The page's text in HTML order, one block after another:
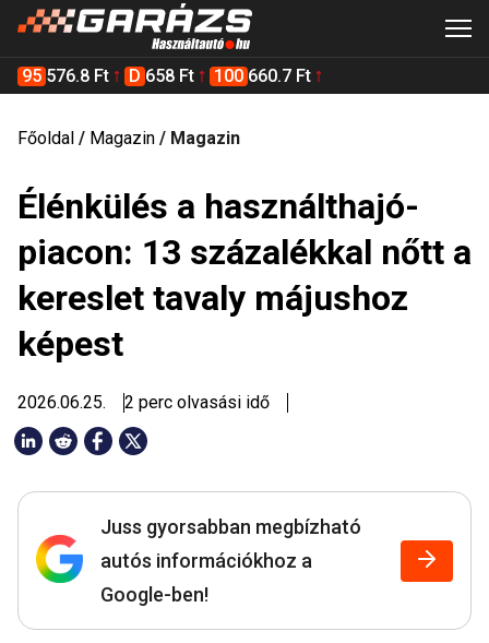
95 576.8 Ft D 658 Ft 100 660.7 Ft
Főoldal / Magazin / Magazin
Élénkülés a használthajó-
piacon: 13 százalékkal nőtt a
kereslet tavaly májushoz
képest
2026.06.25. 2 perc olvasási idő
Juss gyorsabban megbízható
autós információkhoz a
Google-ben!